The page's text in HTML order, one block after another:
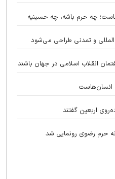
چه حرم باشه، چه حسینیه
و تمدنی طراحی می‌شود
انقلاب اسلامی در جهان باشند
انسان‌هاست
اربعین گفتند
حرم رضوی رونمایی شد